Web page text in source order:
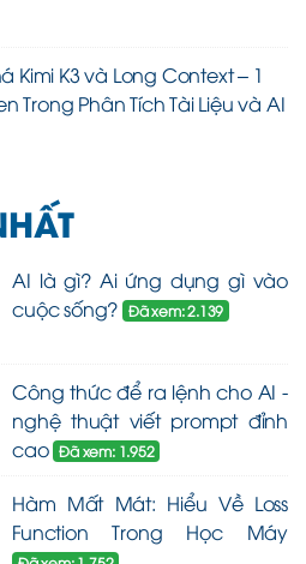
Kimi K3 và Long Context – 1
Trong Phân Tích Tài Liệu và AI
AI là gì? Ai ứng dụng gì vào
cuộc sống? Đã xem: 2.139
Công thức để ra lệnh cho AI -
nghệ thuật viết prompt đỉnh
cao Đã xem: 1.952
Hàm Mất Mát: Hiểu Về Loss
Function Trong Học Máy